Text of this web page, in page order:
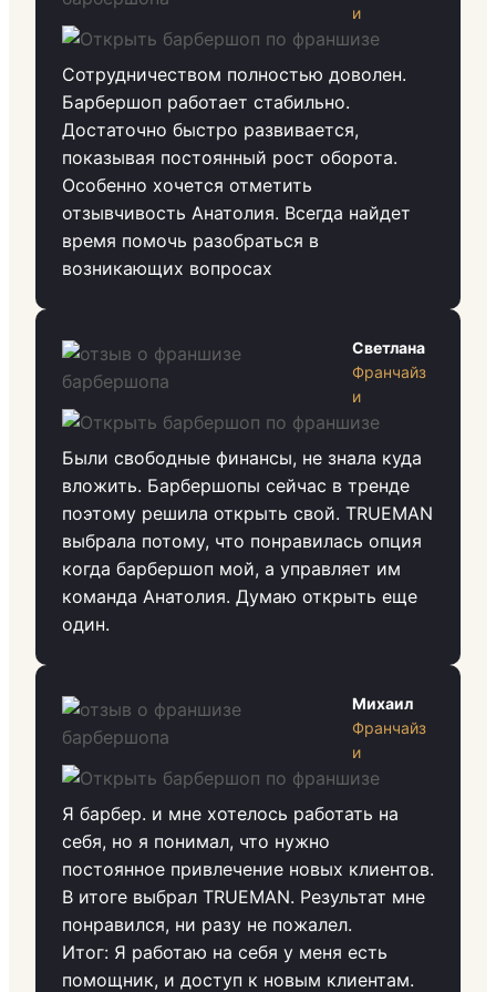
и
Сотрудничеством полностью доволен.
Барбершоп работает стабильно.
Достаточно быстро развивается,
показывая постоянный рост оборота.
Особенно хочется отметить
отзывчивость Анатолия. Всегда найдет
время помочь разобраться в
возникающих вопросах
Светлана
Франчайз
и
Были свободные финансы, не знала куда
вложить. Барбершопы сейчас в тренде
поэтому решила открыть свой. TRUEMAN
выбрала потому, что понравилась опция
когда барбершоп мой, а управляет им
команда Анатолия. Думаю открыть еще
один.
Михаил
Франчайз
и
Я барбер. и мне хотелось работать на
себя, но я понимал, что нужно
постоянное привлечение новых клиентов.
В итоге выбрал TRUEMAN. Результат мне
понравился, ни разу не пожалел.
Итог: Я работаю на себя у меня есть
помощник, и доступ к новым клиентам.